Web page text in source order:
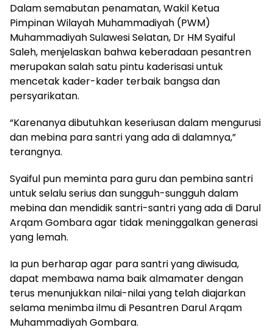
Dalam semabutan penamatan, Wakil Ketua
Pimpinan Wilayah Muhammadiyah (PWM)
Muhammadiyah Sulawesi Selatan, Dr HM Syaiful
Saleh, menjelaskan bahwa keberadaan pesantren
merupakan salah satu pintu kaderisasi untuk
mencetak kader-kader terbaik bangsa dan
persyarikatan.
“Karenanya dibutuhkan keseriusan dalam mengurusi
dan mebina para santri yang ada di dalamnya,”
terangnya.
Syaiful pun meminta para guru dan pembina santri
untuk selalu serius dan sungguh-sungguh dalam
mebina dan mendidik santri-santri yang ada di Darul
Arqam Gombara agar tidak meninggalkan generasi
yang lemah.
Ia pun berharap agar para santri yang diwisuda,
dapat membawa nama baik almamater dengan
terus menunjukkan nilai-nilai yang telah diajarkan
selama menimba ilmu di Pesantren Darul Arqam
Muhammadiyah Gombara.